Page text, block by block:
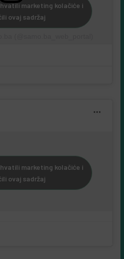
marketing kolačiće i
ovaj sadržaj
marketing kolačiće i
ovaj sadržaj